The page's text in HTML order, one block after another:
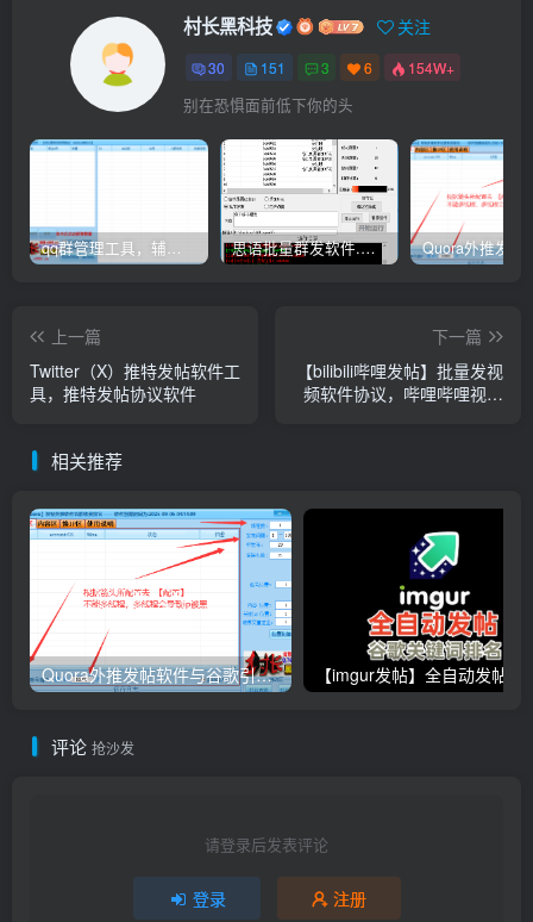
村长黑科技 关注
30 151 3 6 154W+
别在恐惧面前低下你的头
qq群管理工具，辅助群员导出工具(软件批量导出好帮手：QQ群成员一键提取，QQ群员提取【QQ群员提取】 思语批量群发软件.私信.点赞.加好友功能+查询手机是否已注册账号
上一篇
Twitter（X）推特发帖软件工
具，推特发帖协议软件
下一篇
【bilibili哔哩发帖】批量发视
频软件协议，哔哩哔哩视频
相关推荐
Quora外推发帖软件与谷歌引流协议软件，推广_营销软件
评论 抢沙发
请登录后发表评论
登录 注册